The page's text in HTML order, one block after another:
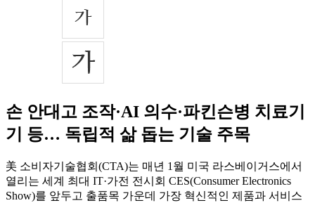
손 안대고 조작·AI 의수·파킨슨병 치료기
기 등… 독립적 삶 돕는 기술 주목
美 소비자기술협회(CTA)는 매년 1월 미국 라스베이거스에서
열리는 세계 최대 IT·가전 전시회 CES(Consumer Electronics
Show)를 앞두고 출품목 가운데 가장 혁신적인 제품과 서비스